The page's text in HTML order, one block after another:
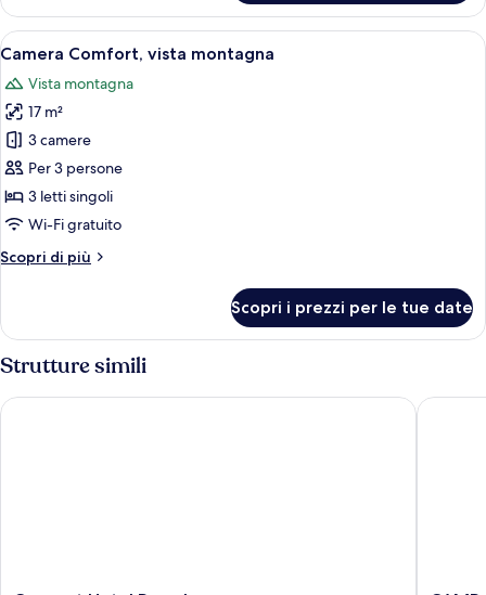
Basic,
vista
giardino
Apri
tutte
le
foto
per
Camera
Comfort,
vista
montagna
Camera Comfort, vista montagna |
2
Camera Comfort, vista montagna
Vista montagna
17 m²
3 camere
Per 3 persone
3 letti singoli
Wi-Fi gratuito
Scopri di più
Altri
Comfort,
vista
montagna
Scopri i prezzi per le tue date
Strutture simili
Concept Hotel Pamela CAMP